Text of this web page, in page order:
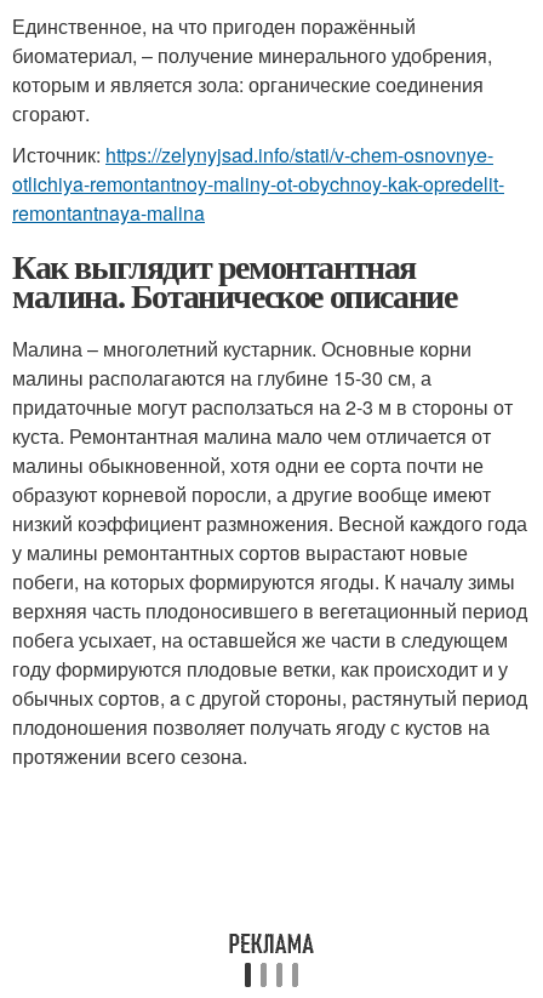
Единственное, на что пригоден поражённый
биоматериал, – получение минерального удобрения,
которым и является зола: органические соединения
сгорают.
Источник: https://zelynyjsad.info/stati/v-chem-osnovnye-
otlichiya-remontantnoy-maliny-ot-obychnoy-kak-opredelit-
remontantnaya-malina
Как выглядит ремонтантная
малина. Ботаническое описание
Малина – многолетний кустарник. Основные корни
малины располагаются на глубине 15-30 см, а
придаточные могут расползаться на 2-3 м в стороны от
куста. Ремонтантная малина мало чем отличается от
малины обыкновенной, хотя одни ее сорта почти не
образуют корневой поросли, а другие вообще имеют
низкий коэффициент размножения. Весной каждого года
у малины ремонтантных сортов вырастают новые
побеги, на которых формируются ягоды. К началу зимы
верхняя часть плодоносившего в вегетационный период
побега усыхает, на оставшейся же части в следующем
году формируются плодовые ветки, как происходит и у
обычных сортов, a с другой стороны, растянутый период
плодоношения позволяет получать ягоду с кустов на
протяжении всего сезона.